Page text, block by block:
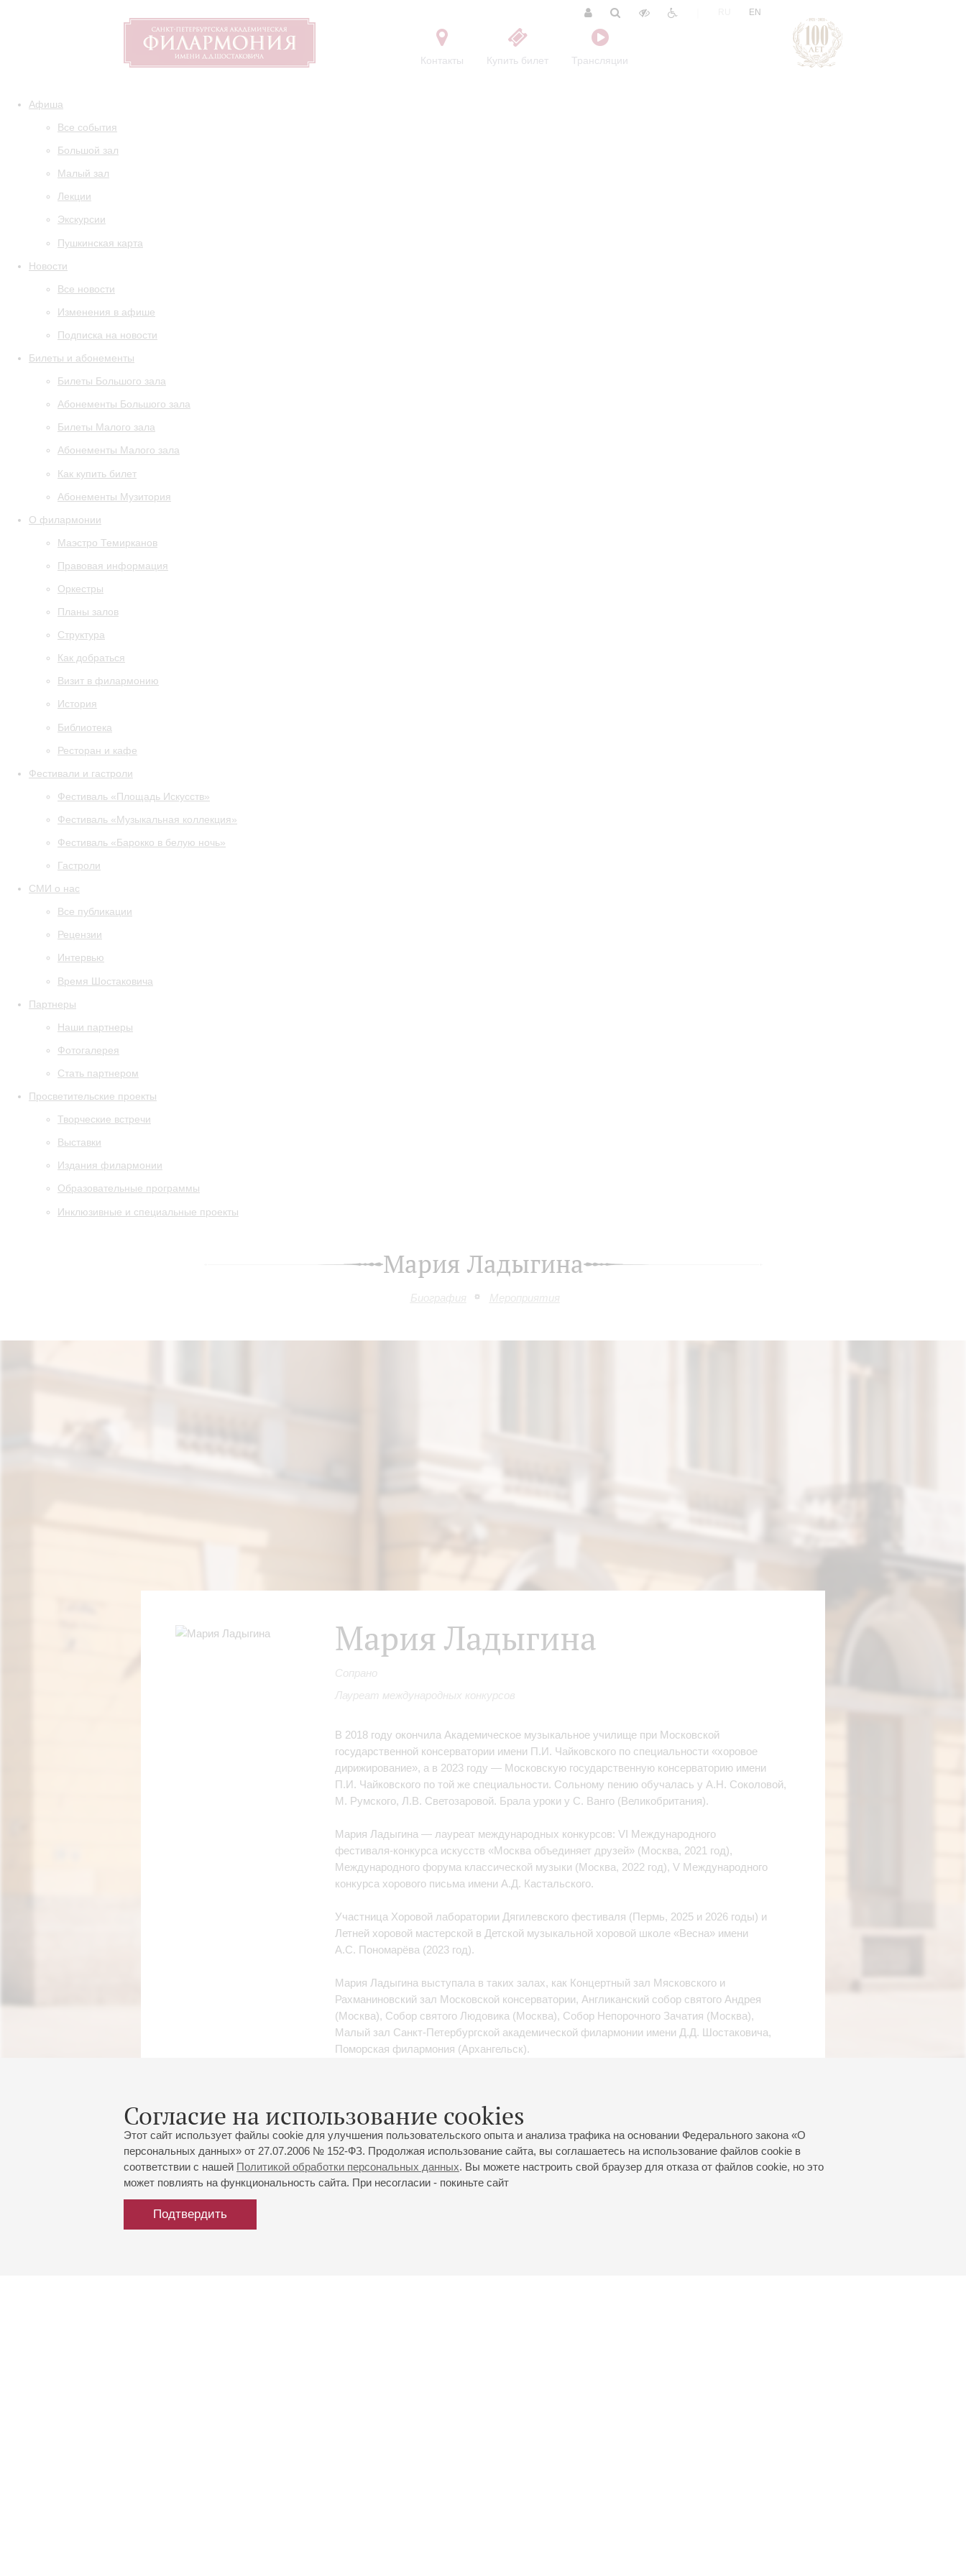
Контакты Купить билет Трансляции
EN
Афиша
Все события
Большой зал
Малый зал
Лекции
Экскурсии
Пушкинская карта
Новости
Все новости
Изменения в афише
Подписка на новости
Билеты и абонементы
Билеты Большого зала
Абонементы Большого зала
Билеты Малого зала
Абонементы Малого зала
Как купить билет
Абонементы Музитория
О филармонии
Маэстро Темирканов
Правовая информация
Оркестры
Планы залов
Структура
Как добраться
Визит в филармонию
История
Библиотека
Ресторан и кафе
Фестивали и гастроли
Фестиваль «Площадь Искусств»
Фестиваль «Музыкальная коллекция»
Фестиваль «Барокко в белую ночь»
Гастроли
СМИ о нас
Все публикации
Рецензии
Интервью
Время Шостаковича
Партнеры
Наши партнеры
Фотогалерея
Стать партнером
Просветительские проекты
Творческие встречи
Выставки
Издания филармонии
Образовательные программы
Инклюзивные и специальные проекты
Мария Ладыгина
Биография Мероприятия
Согласие на использование cookies
Этот сайт использует файлы cookie для улучшения пользовательского опыта и анализа трафика на основании Федерального закона «О
персональных данных» от 27.07.2006 № 152-ФЗ. Продолжая использование сайта, вы соглашаетесь на использование файлов cookie в
соответствии с нашей Политикой обработки персональных данных. Вы можете настроить свой браузер для отказа от файлов cookie, но это
может повлиять на функциональность сайта. При несогласии - покиньте сайт
Подтвердить
Мария Ладыгина
Сопрано
Лауреат международных конкурсов
В 2018 году окончила Академическое музыкальное училище при Московской
государственной консерватории имени П.И. Чайковского по специальности «хоровое
дирижирование», а в 2023 году — Московскую государственную консерваторию имени
П.И. Чайковского по той же специальности. Сольному пению обучалась у А.Н. Соколовой,
М. Румского, Л.В. Светозаровой. Брала уроки у С. Ванго (Великобритания).
Мария Ладыгина — лауреат международных конкурсов: VI Международного
фестиваля‑конкурса искусств «Москва объединяет друзей» (Москва, 2021 год),
Международного форума классической музыки (Москва, 2022 год), V Международного
конкурса хорового письма имени А.Д. Кастальского.
Участница Хоровой лаборатории Дягилевского фестиваля (Пермь, 2025 и 2026 годы) и
Летней хоровой мастерской в Детской музыкальной хоровой школе «Весна» имени
А.С. Пономарёва (2023 год).
Мария Ладыгина выступала в таких залах, как Концертный зал Мясковского и
Рахманиновский зал Московской консерватории, Англиканский собор святого Андрея
(Москва), Собор святого Людовика (Москва), Собор Непорочного Зачатия (Москва),
Малый зал Санкт‑Петербургской академической филармонии имени Д.Д. Шостаковича,
Поморская филармония (Архангельск).